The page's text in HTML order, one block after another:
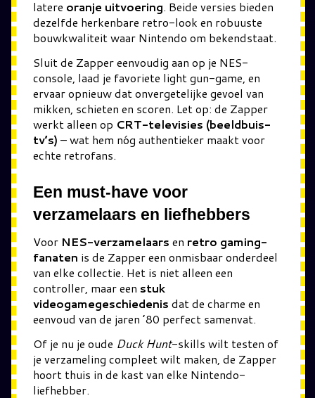
latere oranje uitvoering. Beide versies bieden
dezelfde herkenbare retro-look en robuuste
bouwkwaliteit waar Nintendo om bekendstaat.
Sluit de Zapper eenvoudig aan op je NES-
console, laad je favoriete light gun-game, en
ervaar opnieuw dat onvergetelijke gevoel van
mikken, schieten en scoren. Let op: de Zapper
werkt alleen op CRT-televisies (beeldbuis-
tv’s) – wat hem nóg authentieker maakt voor
echte retrofans.
Een must-have voor
verzamelaars en liefhebbers
Voor NES-verzamelaars en retro gaming-
fanaten is de Zapper een onmisbaar onderdeel
van elke collectie. Het is niet alleen een
controller, maar een stuk
videogamegeschiedenis dat de charme en
eenvoud van de jaren ’80 perfect samenvat.
Of je nu je oude Duck Hunt-skills wilt testen of
je verzameling compleet wilt maken, de Zapper
hoort thuis in de kast van elke Nintendo-
liefhebber.